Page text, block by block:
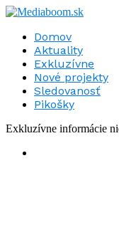
Domov
Aktuality
Exkluzívne
Nové projekty
Sledovanosť
Pikošky
Exkluzívne informácie